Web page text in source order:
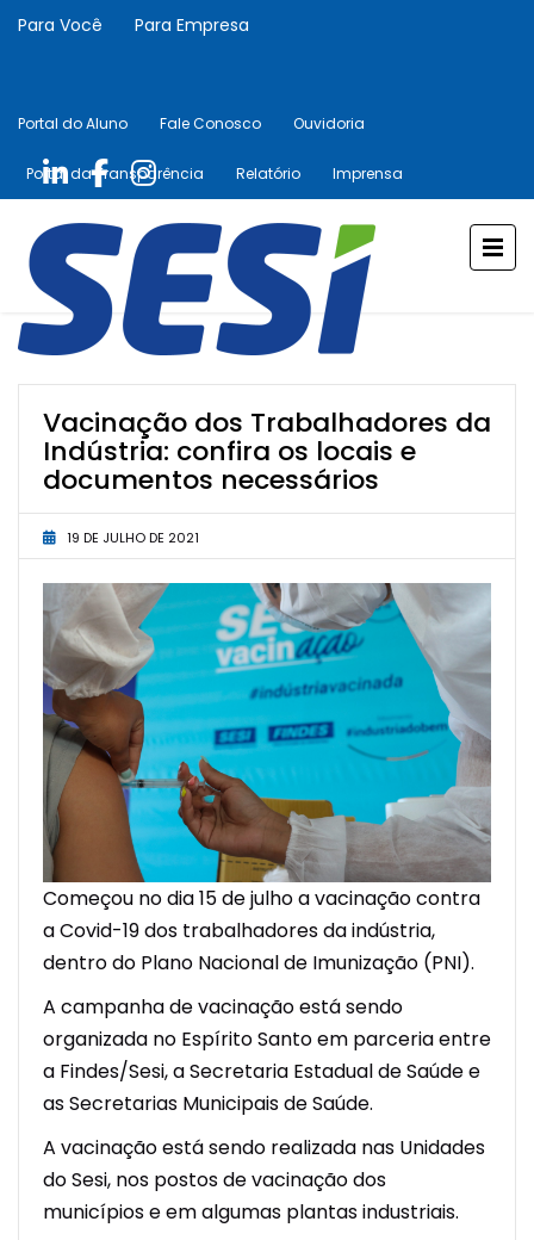
Para Você Para Empresa
Portal do Aluno Fale Conosco Ouvidoria
Portal da Transparência Relatório Imprensa
Vacinação dos Trabalhadores da
Indústria: confira os locais e
documentos necessários
19 DE JULHO DE 2021
Começou no dia 15 de julho a vacinação contra
a Covid-19 dos trabalhadores da indústria,
dentro do Plano Nacional de Imunização (PNI).
A campanha de vacinação está sendo
organizada no Espírito Santo em parceria entre
a Findes/Sesi, a Secretaria Estadual de Saúde e
as Secretarias Municipais de Saúde.
A vacinação está sendo realizada nas Unidades
do Sesi, nos postos de vacinação dos
municípios e em algumas plantas industriais.